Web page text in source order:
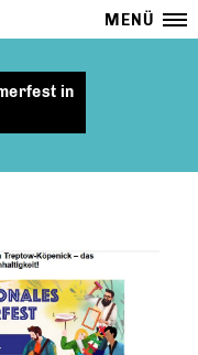
MENÜ
in